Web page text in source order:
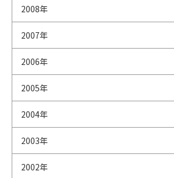
2008年
2007年
2006年
2005年
2004年
2003年
2002年